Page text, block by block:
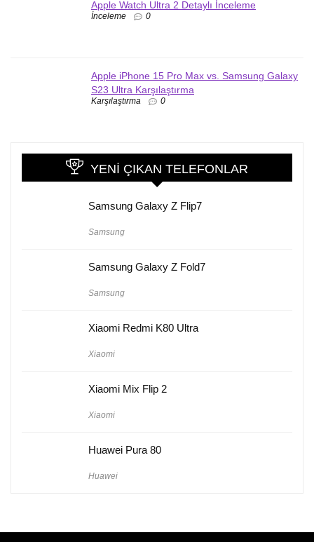
Apple Watch Ultra 2 Detaylı İnceleme
İnceleme 0
Apple iPhone 15 Pro Max vs. Samsung Galaxy
S23 Ultra Karşılaştırma
Karşılaştırma 0
YENI ÇIKAN TELEFONLAR
Samsung Galaxy Z Flip7
Samsung
Samsung Galaxy Z Fold7
Samsung
Xiaomi Redmi K80 Ultra
Xiaomi
Xiaomi Mix Flip 2
Xiaomi
Huawei Pura 80
Huawei